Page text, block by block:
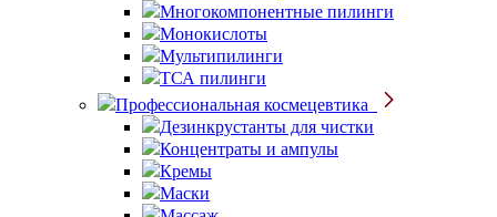
Многокомпонентные пилинги
Монокислоты
Мультипилинги
ТСА пилинги
Профессиональная космецевтика
Дезинкрустанты для чистки
Концентраты и ампулы
Кремы
Маски